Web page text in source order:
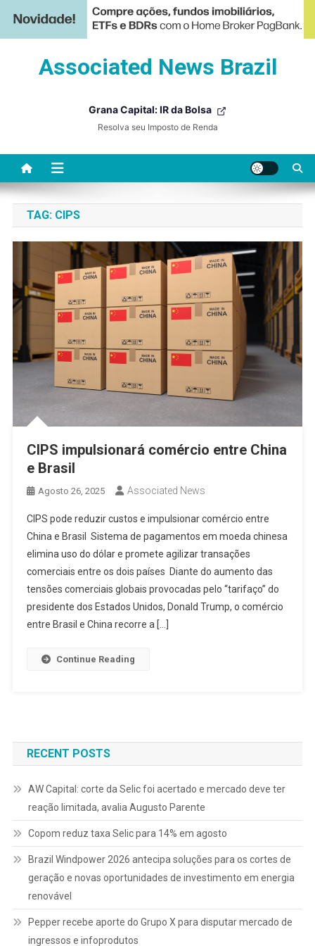
Associated News Brazil
Grana Capital: IR da Bolsa
Resolva seu Imposto de Renda
TAG: CIPS
CIPS impulsionará comércio entre China
e Brasil
Agosto 26, 2025 Associated News
CIPS pode reduzir custos e impulsionar comércio entre
China e Brasil Sistema de pagamentos em moeda chinesa
elimina uso do dólar e promete agilizar transações
comerciais entre os dois países Diante do aumento das
tensões comerciais globais provocadas pelo “tarifaço” do
presidente dos Estados Unidos, Donald Trump, o comércio
entre Brasil e China recorre a […]
Continue Reading
RECENT POSTS
AW Capital: corte da Selic foi acertado e mercado deve ter
reação limitada, avalia Augusto Parente
Copom reduz taxa Selic para 14% em agosto
Brazil Windpower 2026 antecipa soluções para os cortes de
geração e novas oportunidades de investimento em energia
renovável
Pepper recebe aporte do Grupo X para disputar mercado de
ingressos e infoprodutos